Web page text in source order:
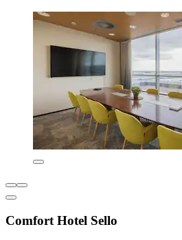
Comfort Hotel Sello